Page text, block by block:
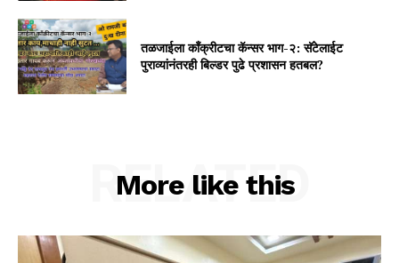
तळजाईला कॉंक्रीटचा कॅन्सर भाग-२: सॅटेलाईट
पुराव्यांनंतरही बिल्डर पुढे प्रशासन हतबल?
More like this
RELATED